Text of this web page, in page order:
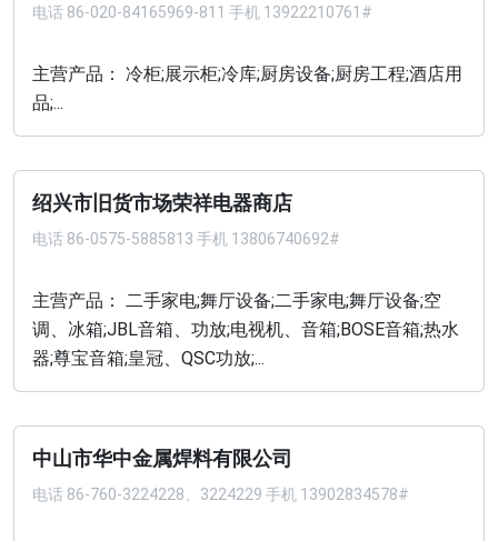
电话 86-020-84165969-811 手机 13922210761#
主营产品： 冷柜;展示柜;冷库;厨房设备;厨房工程;酒店用
品;...
绍兴市旧货市场荣祥电器商店
电话 86-0575-5885813 手机 13806740692#
主营产品： 二手家电;舞厅设备;二手家电;舞厅设备;空
调、冰箱;JBL音箱、功放;电视机、音箱;BOSE音箱;热水
器;尊宝音箱;皇冠、QSC功放;...
中山市华中金属焊料有限公司
电话 86-760-3224228、3224229 手机 13902834578#